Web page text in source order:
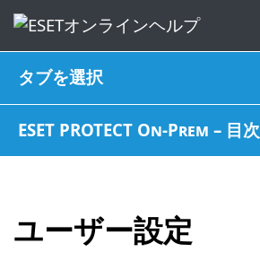
タブを選択
ESET PROTECT On-Prem – 目次
ユーザー設定